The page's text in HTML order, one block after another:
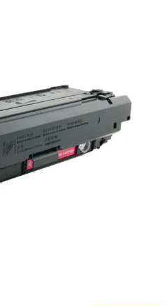
= vandaag verzonden
verzonden